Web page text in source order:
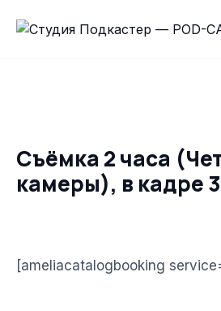
Съёмка 2 часа
камеры), в кадре
[ameliacatalogbooking